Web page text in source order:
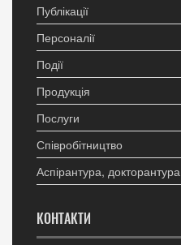
Публікації
Персоналії
Події
Продукція
Послуги
Співробітництво
Аспірантура, докторантура
КОНТАКТИ